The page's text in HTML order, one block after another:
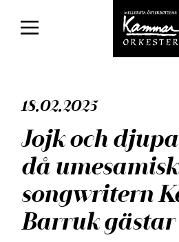
Biljetter
För publiken
Orkestern
18.02.2025
Jojk och
då
songwritern
Barruk gästar